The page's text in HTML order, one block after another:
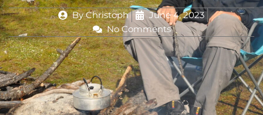
ByChristoph
June 4, 2023
No Comments